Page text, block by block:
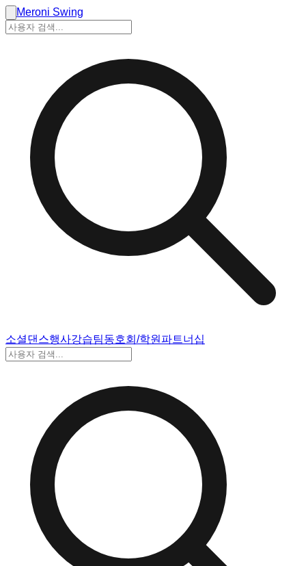
Meroni Swing
소셜댄스행사강습팀동호회/학원 파트너십